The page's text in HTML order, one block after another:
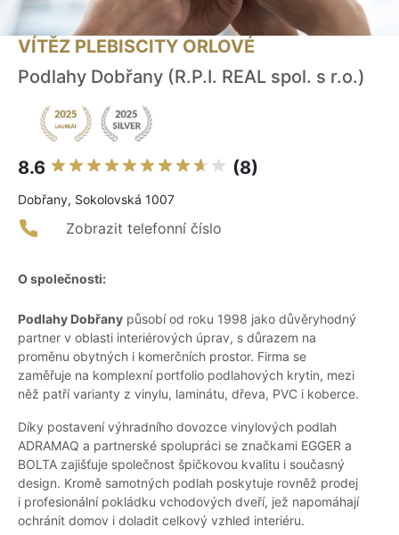
VÍTĚZ PLEBISCITY ORLOVÉ
Podlahy Dobřany (R.P.I. REAL spol. s r.o.)
8.6 (8)
Dobřany, Sokolovská 1007
Zobrazit telefonní číslo
O společnosti:
Podlahy Dobřany působí od roku 1998 jako důvěryhodný
partner v oblasti interiérových úprav, s důrazem na
proměnu obytných i komerčních prostor. Firma se
zaměřuje na komplexní portfolio podlahových krytin, mezi
něž patří varianty z vinylu, laminátu, dřeva, PVC i koberce.
Díky postavení výhradního dovozce vinylových podlah
ADRAMAQ a partnerské spolupráci se značkami EGGER a
BOLTA zajišťuje společnost špičkovou kvalitu i současný
design. Kromě samotných podlah poskytuje rovněž prodej
i profesionální pokládku vchodových dveří, jež napomáhají
ochránit domov i doladit celkový vzhled interiéru.